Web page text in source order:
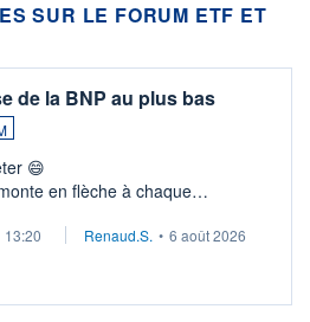
SUR LE FORUM ETF ET
de la BNP au plus bas
😄​
en flèche à chaque
tip top pour sa retraite.
13:20 Renaud.S. • 6 août 2026